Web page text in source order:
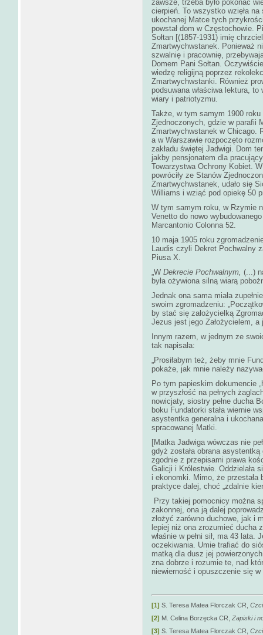
zawsze, trzeba było pokonać
cierpień. To wszystko wzięła
ukochanej Matce tych
powstał dom w Częstochowie.
Sołtan [(1857-1931) imię
Zmartwychwstanek. Ponieważ
szwalnię i pracownię,
Domem Pani Sołtan.
wiedzę religijną poprzez
Zmartwychwstanki. Również
podsuwana właściwa lektura, to
wiary i patriotyzmu.
Także, w tym samym 1900 roku
Zjednoczonych, gdzie w parafii
Zmartwychwstanek w Chicago.
a w Warszawie rozpoczęto
zakładu świętej Jadwigi. Dom
jakby pensjonatem dla
Towarzystwa Ochrony Kobiet.
powróciły ze Stanów
Zmartwychwstanek, udało się
Williams i wziąć pod opiekę 50
W tym samym roku, w Rzymie
Venetto do nowo
Marcantonio Colonna 52.
10 maja 1905 roku
Laudis czyli Dekret Pochwalny
Piusa X.
„W Dekrecie Pochwalnym, (...)
była ożywiona silną wiarą
Jednak ona sama miała
swoim zgromadzeniu:
by stać się założycielką
Jezus jest jego Założycielem, a
Innym razem, w jednym ze
tak napisała:
„Prosiłabym też, żeby mnie
pokaże, jak mnie należy
Po tym papieskim dokumencie
w przyszłość na pełnych
nowicjaty, siostry pełne ducha
boku Fundatorki stała wiernie
asystentka generalna i
spracowanej Matki.
[Matka Jadwiga wówczas nie
gdyż została obrana
zgodnie z przepisami prawa
Galicji i Królestwie. Oddzielała
i ekonomki. Mimo, że przestała
praktyce dalej, choć „zdalnie
Przy takiej pomocnicy można
zakonnej, ona ją dalej
złożyć zarówno duchowe, jak i
lepiej niż ona zrozumieć ducha
właśnie w pełni sił, ma 43 lata.
oczekiwania. Umie trafiać do
matką dla dusz jej
zna dobrze i rozumie te, nad
niewierność i opuszczenie się
[1] S. Teresa Matea Florczak CR,
[2] M. Celina Borzęcka CR, Zapiski i
[3] S. Teresa Matea Florczak CR,